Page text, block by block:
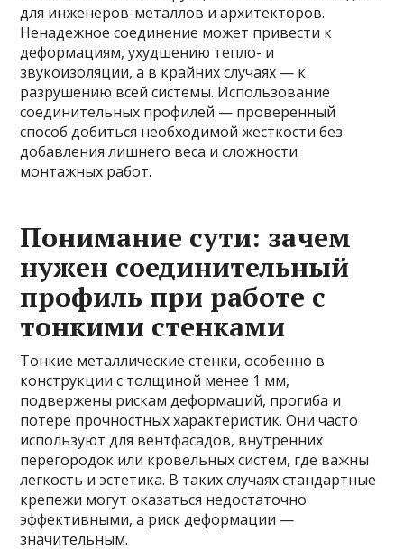
для инженеров-металлов и архитекторов.
Ненадежное соединение может привести к
деформациям, ухудшению тепло- и
звукоизоляции, а в крайних случаях — к
разрушению всей системы. Использование
соединительных профилей — проверенный
способ добиться необходимой жесткости без
добавления лишнего веса и сложности
монтажных работ.
Понимание сути: зачем
нужен соединительный
профиль при работе с
тонкими стенками
Тонкие металлические стенки, особенно в
конструкции с толщиной менее 1 мм,
подвержены рискам деформаций, прогиба и
потере прочностных характеристик. Они часто
используют для вентфасадов, внутренних
перегородок или кровельных систем, где важны
легкость и эстетика. В таких случаях стандартные
крепежи могут оказаться недостаточно
эффективными, а риск деформации —
значительным.